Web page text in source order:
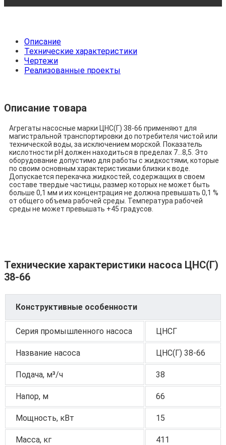
Описание
Технические характеристики
Чертежи
Реализованные проекты
Описание товара
Агрегаты насосные марки ЦНС(Г) 38-66 применяют для
магистральной транспортировки до потребителя чистой или
технической воды, за исключением морской. Показатель
кислотности pH должен находиться в пределах 7...8,5. Это
оборудование допустимо для работы с жидкостями, которые
по своим основным характеристиками близки к воде.
Допускается перекачка жидкостей, содержащих в своем
составе твердые частицы, размер которых не может быть
больше 0,1 мм и их концентрация не должна превышать 0,1 %
от общего объема рабочей среды. Температура рабочей
среды не может превышать +45 градусов.
Технические характеристики насоса ЦНС(Г)
38-66
Конструктивные особенности
Серия промышленного насоса ЦНСГ
Название насоса ЦНС(Г) 38-66
Подача, м³/ч 38
Напор, м 66
Мощность, кВт 15
Масса, кг 411